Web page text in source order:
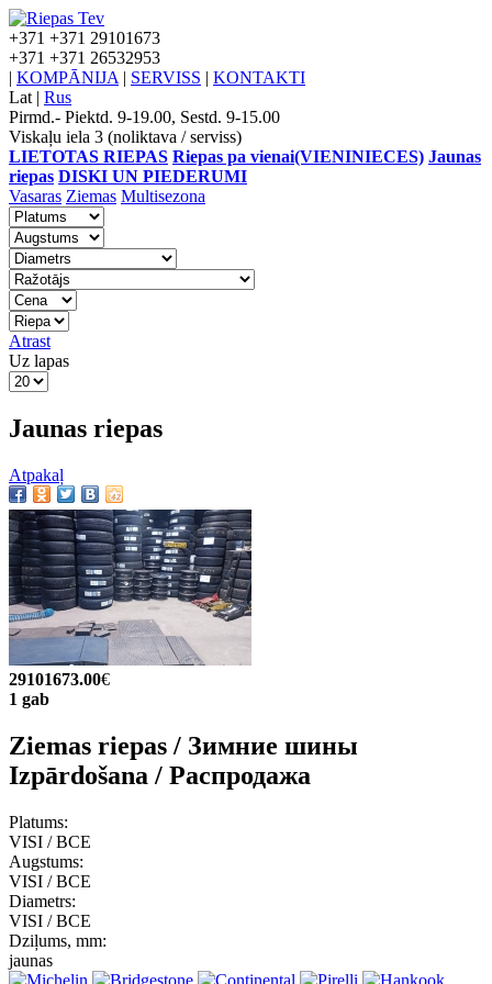
+371 +371 29101673
+371 +371 26532953
| KOMPĀNIJA | SERVISS | KONTAKTI
Lat | Rus
Pirmd.- Piektd. 9-19.00, Sestd. 9-15.00
Viskaļu iela 3 (noliktava / serviss)
LIETOTAS RIEPAS Riepas pa vienai(VIENINIECES) Jaunas
riepas DISKI UN PIEDERUMI
Vasaras Ziemas Multisezona
Atrast
Uz lapas
Jaunas riepas
Atpakaļ
29101673.00€
1 gab
Ziemas riepas / Зимние шины
Izpārdošana / Распродажа
Platums:
VISI / ВСЕ
Augstums:
VISI / ВСЕ
Diametrs:
VISI / ВСЕ
Dziļums, mm:
jaunas